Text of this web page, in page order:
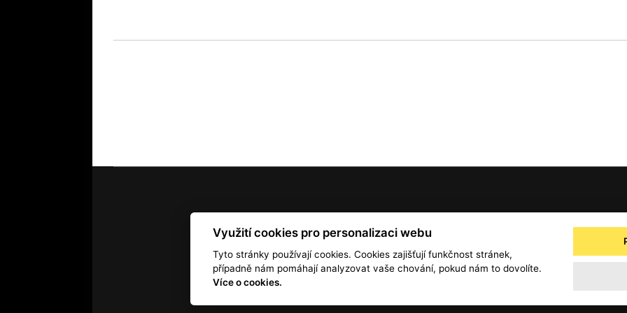
© 2001 — 2026 Copyright CMI News a dodavatelé obsahu. | Cookies
Zpracování osobních
Obchodní podmínky office@info.cz
Využití cookies pro personalizaci webu
Tyto stránky používají cookies. Cookies zajišťují funkčnost stránek,
případně nám pomáhají analyzovat vaše chování, pokud nám to dovolíte.
Více o cookies.